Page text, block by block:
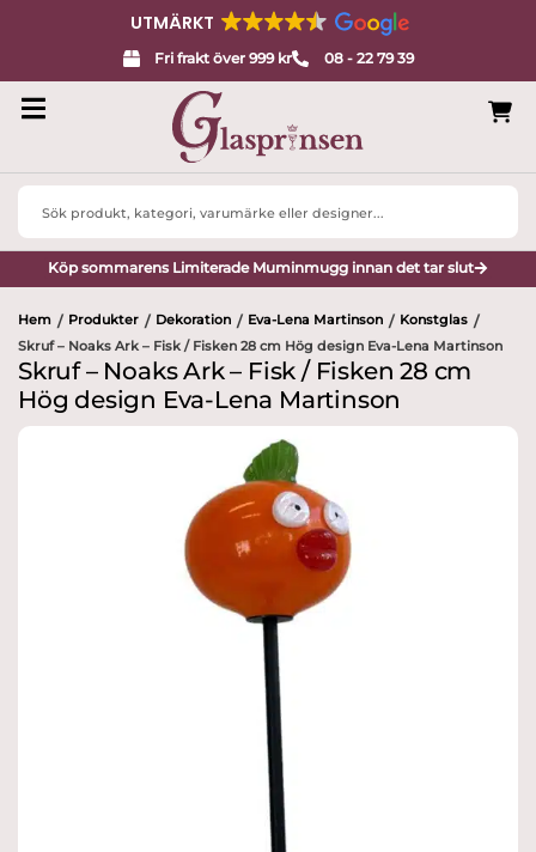
UTMÄRKT
Fri frakt över 999 kr 08 - 22 79 39
Search
Köp sommarens Limiterade Muminmugg innan det tar slut
Hem / Produkter / Dekoration / Eva-Lena Martinson / Konstglas /
Skruf – Noaks Ark – Fisk / Fisken 28 cm Hög design Eva-Lena Martinson
Skruf – Noaks Ark – Fisk / Fisken 28 cm
Hög design Eva-Lena Martinson